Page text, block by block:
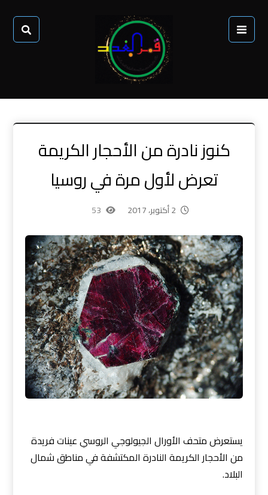
كنوز نادرة من الأحجار الكريمة
تعرض لأول مرة في روسيا
2 أكتوبر، 2017 53
يستعرض متحف الأورال الجيولوجي الروسي عينات فريدة
من الأحجار الكريمة النادرة المكتشفة في مناطق شمال
البلاد.